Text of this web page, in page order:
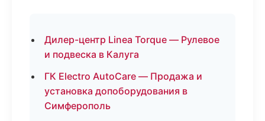
Дилер-центр Linea Torque — Рулевое
и подвеска в Калуга
ГК Electro AutoCare — Продажа и
установка допоборудования в
Симферополь